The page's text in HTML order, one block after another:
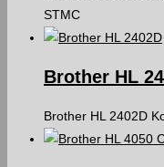
STMC
Brother HL
Brother HL 2402D